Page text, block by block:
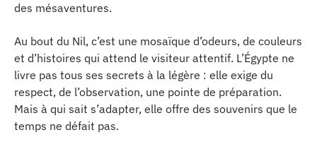
des mésaventures.
Au bout du Nil, c’est une mosaïque d’odeurs, de couleurs
et d’histoires qui attend le visiteur attentif. L’Égypte ne
livre pas tous ses secrets à la légère : elle exige du
respect, de l’observation, une pointe de préparation.
Mais à qui sait s’adapter, elle offre des souvenirs que le
temps ne défait pas.